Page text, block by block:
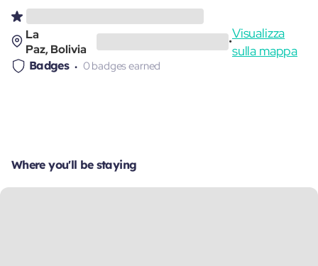
La
Paz, Bolivia
•
Visualizza
sulla mappa
Badges 0 badges earned
Where you'll be staying